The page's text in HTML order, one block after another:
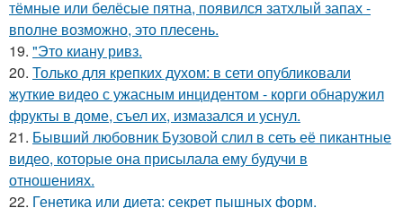
тёмные или белёсые пятна, появился затхлый запах -
вполне возможно, это плесень.
19. "Это киану ривз.
20. Только для крепких духом: в сети опубликовали
жуткие видео с ужасным инцидентом - корги обнаружил
фрукты в доме, съел их, измазался и уснул.
21. Бывший любовник Бузовой слил в сеть её пикантные
видео, которые она присылала ему будучи в
отношениях.
22. Генетика или диета: секрет пышных форм.